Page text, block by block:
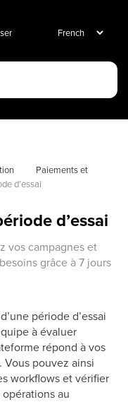
Paiements et
d’essai
d’essai
vos campagnes et
grâce à 7 jours
période d’essai
à évaluer
répond à vos
pouvez ainsi
workflows et vérifier
au